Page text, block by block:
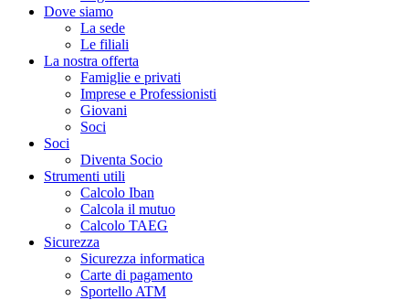
Dove siamo
La sede
Le filiali
La nostra offerta
Famiglie e privati
Imprese e Professionisti
Giovani
Soci
Soci
Diventa Socio
Strumenti utili
Calcolo Iban
Calcola il mutuo
Calcolo TAEG
Sicurezza
Sicurezza informatica
Carte di pagamento
Sportello ATM